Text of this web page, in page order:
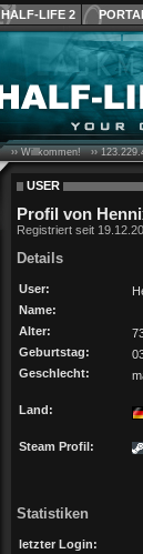
HALF-LIFE 2
›› Willkommen! ››
USER
Profil von
Registriert seit
Details
User:
Name:
Alter:
Geburtstag:
Geschlecht:
Land:
Steam Profil:
Statistiken
letzter Login: